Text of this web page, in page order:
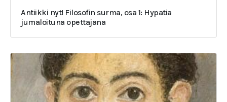
Antiikki nyt! Filosofin surma, osa 1: Hypatia
jumaloituna opettajana